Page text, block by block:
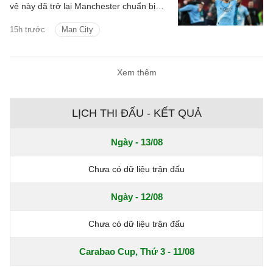
15h trước Man City
vệ này đã trở lại Manchester chuẩn bị
Xem thêm
LỊCH THI ĐẤU - KẾT QUẢ
Ngày - 13/08
Chưa có dữ liệu trận đấu
Ngày - 12/08
Chưa có dữ liệu trận đấu
Carabao Cup, Thứ 3 - 11/08